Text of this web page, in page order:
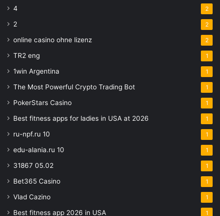
4 2
2 2
online casino ohne lizenz 2
TR2 eng 1
1win Argentina 1
The Most Powerful Crypto Trading Bot 1
PokerStars Casino 1
Best fitness apps for ladies in USA at 2026 1
ru-npf.ru 10 1
edu-alania.ru 10 1
31867 05.02 1
Bet365 Casino 1
Vlad Cazino 1
Best fitness app 2026 in USA 1